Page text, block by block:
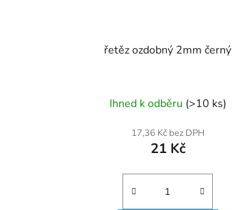
řetěz ozdobný 2mm černý
Ihned k odběru (>10 ks)
17,36 Kč bez DPH
21 Kč